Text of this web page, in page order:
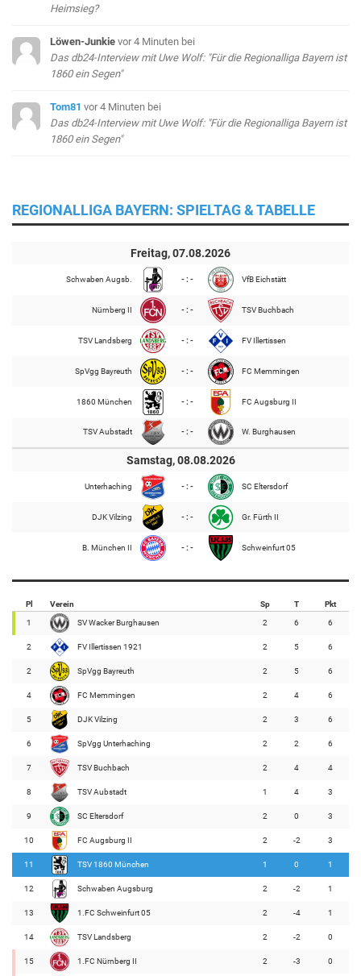
Heimsieg?
Löwen-Junkie vor 4 Minuten bei
Das db24-Interview mit Uwe Wolf: "Für die Regionalliga Bayern ist
1860 ein Segen"
Tom81 vor 4 Minuten bei
Das db24-Interview mit Uwe Wolf: "Für die Regionalliga Bayern ist
1860 ein Segen"
REGIONALLIGA BAYERN: SPIELTAG & TABELLE
Freitag, 07.08.2026
Schwaben Augsb. - : - VfB Eichstätt
Nürnberg II - : - TSV Buchbach
TSV Landsberg - : - FV Illertissen
SpVgg Bayreuth - : - FC Memmingen
1860 München - : - FC Augsburg II
TSV Aubstadt - : - W. Burghausen
Samstag, 08.08.2026
Unterhaching - : - SC Eltersdorf
DJK Vilzing - : - Gr. Fürth II
B. München II - : - Schweinfurt 05
Pl Verein Sp T Pkt
1 SV Wacker Burghausen 2 6 6
2 FV Illertissen 1921 2 5 6
2 SpVgg Bayreuth 2 5 6
4 FC Memmingen 2 4 6
5 DJK Vilzing 2 3 6
6 SpVgg Unterhaching 2 2 6
7 TSV Buchbach 2 4 4
8 TSV Aubstadt 1 4 3
9 SC Eltersdorf 2 0 3
10 FC Augsburg II 2 -2 3
11 TSV 1860 München 1 0 1
12 Schwaben Augsburg 2 -2 1
13 1.FC Schweinfurt 05 2 -4 1
14 TSV Landsberg 2 -2 0
15 1.FC Nürnberg II 2 -3 0